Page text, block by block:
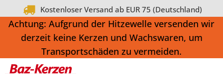
Kostenloser Versand ab EUR 75 (Deutschland)
Achtung: Aufgrund der Hitzewelle versenden wir
derzeit keine Kerzen und Wachswaren, um
Transportschäden zu vermeiden.